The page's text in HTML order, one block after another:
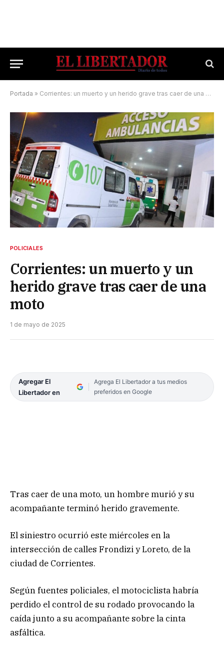
Portada » Corrientes: un muerto y un herido grave tras caer de una moto
POLICIALES
Corrientes: un muerto y un
herido grave tras caer de una
moto
1 de mayo de 2025
Agregar El
Libertador en
Agrega El Libertador a tus medios
preferidos en Google
Tras caer de una moto, un hombre murió y su
acompañante terminó herido gravemente.
El siniestro ocurrió este miércoles en la
intersección de calles Frondizi y Loreto, de la
ciudad de Corrientes.
Según fuentes policiales, el motociclista habría
perdido el control de su rodado provocando la
caída junto a su acompañante sobre la cinta
asfáltica.